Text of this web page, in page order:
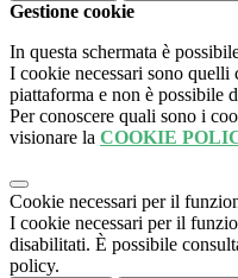
Gestione cookie
In questa schermata è
I cookie necessari sono
piattaforma e non è possibile
Per conoscere quali sono i
visionare la COOKIE
Cookie necessari per il
I cookie necessari per il
disabilitati. È possibile
policy.